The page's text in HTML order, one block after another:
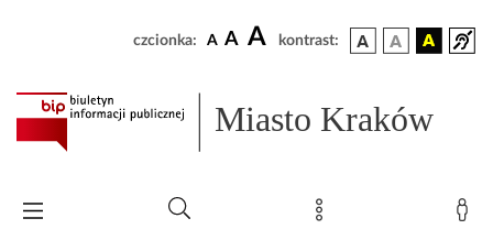
czcionka: A A A kontrast:
Miasto Kraków